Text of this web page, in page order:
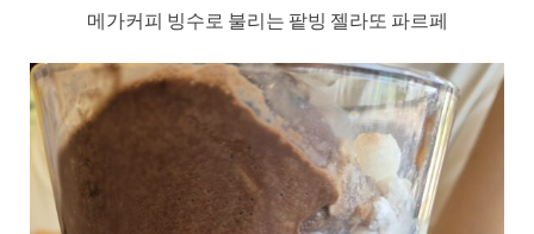
메가커피 빙수로 불리는 팥빙 젤라또 파르페